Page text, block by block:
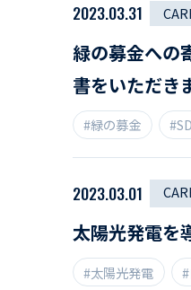
2023.03.31
緑の募金への
書をいただき
#緑の募金
2023.03.01
太陽光発電を
#太陽光発電